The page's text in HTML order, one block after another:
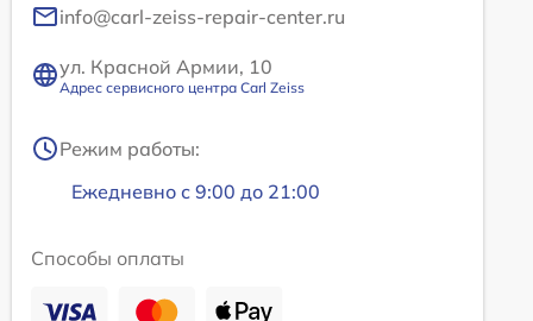
info@carl-zeiss-repair-center.ru
ул. Красной Армии, 10
Адрес сервисного центра Carl Zeiss
Режим работы:
Ежедневно с 9:00 до 21:00
Способы оплаты